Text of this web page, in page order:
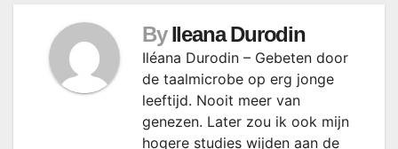
By Ileana Durodin
Iléana Durodin – Gebeten door
de taalmicrobe op erg jonge
leeftijd. Nooit meer van
genezen. Later zou ik ook mijn
hogere studies wijden aan de